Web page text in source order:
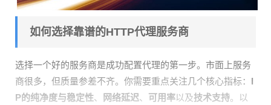
如何选择靠谱的HTTP代理服务商
选择一个好的服务商是成功配置代理的第一步。市面上服务
商很多，但质量参差不齐。你需要重点关注几个核心指标： I
P的纯净度与稳定性、 网络延迟、 可用率以及技术支持。以